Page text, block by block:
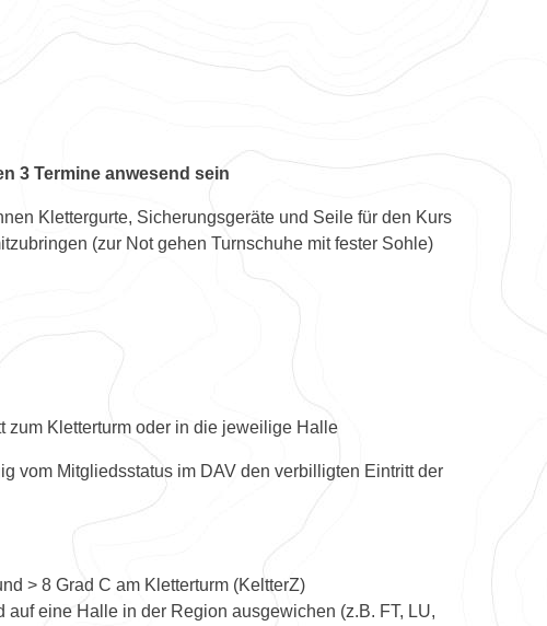
3 Termine anwesend sein
Klettergurte, Sicherungsgeräte und Seile für den Kurs
(zur Not gehen Turnschuhe mit fester Sohle)
zum Kletterturm oder in die jeweilige Halle
vom Mitgliedsstatus im DAV den verbilligten Eintritt der
> 8 Grad C am Kletterturm (KeltterZ)
eine Halle in der Region ausgewichen (z.B. FT, LU,